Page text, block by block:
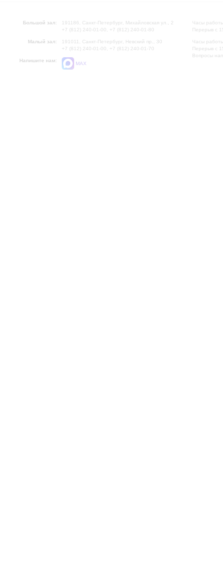
Большой зал:
191186, Санкт-Петербург, Михайловская ул., 2
+7 (812) 240-01-00, +7 (812) 240-01-80
Малый зал:
191011, Санкт-Петербург, Невский пр., 30
+7 (812) 240-01-00, +7 (812) 240-01-70
Напишите нам:
MAX
Часы
Перерыв с
Часы
Перерыв с
Вопросы